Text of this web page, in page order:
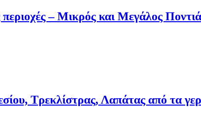
– Μικρός και Μεγάλος
Τρεκλίστρας, Λαπάτας από τα